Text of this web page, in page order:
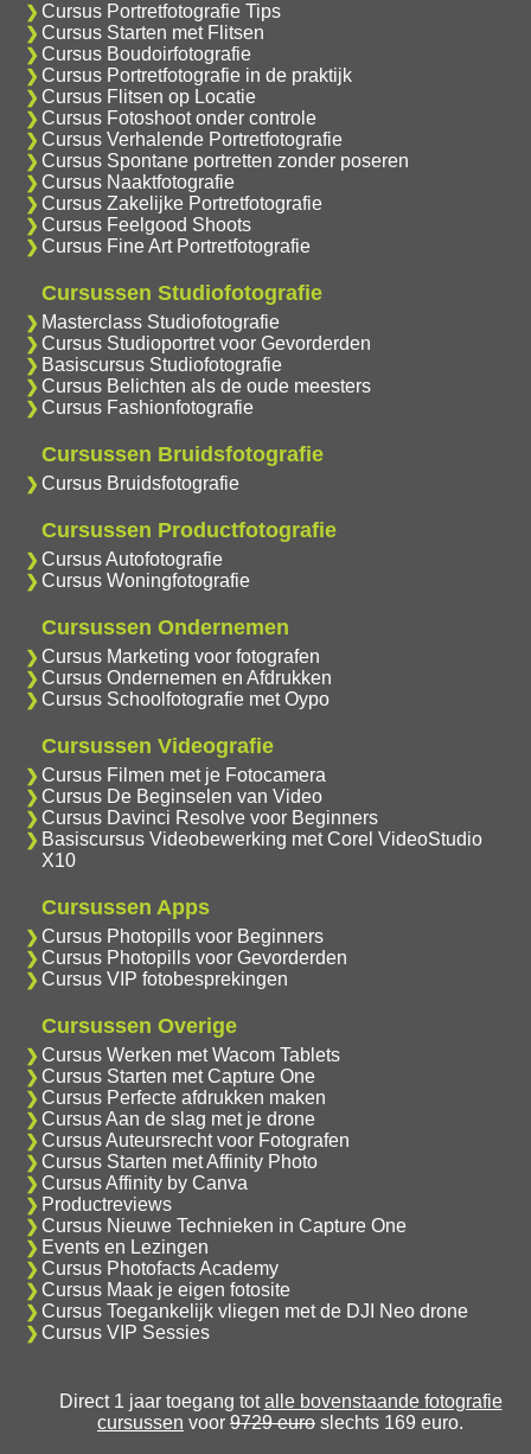
Cursus Portretfotografie Tips
Cursus Starten met Flitsen
Cursus Boudoirfotografie
Cursus Portretfotografie in de praktijk
Cursus Flitsen op Locatie
Cursus Fotoshoot onder controle
Cursus Verhalende Portretfotografie
Cursus Spontane portretten zonder poseren
Cursus Naaktfotografie
Cursus Zakelijke Portretfotografie
Cursus Feelgood Shoots
Cursus Fine Art Portretfotografie
Cursussen Studiofotografie
Masterclass Studiofotografie
Cursus Studioportret voor Gevorderden
Basiscursus Studiofotografie
Cursus Belichten als de oude meesters
Cursus Fashionfotografie
Cursussen Bruidsfotografie
Cursus Bruidsfotografie
Cursussen Productfotografie
Cursus Autofotografie
Cursus Woningfotografie
Cursussen Ondernemen
Cursus Marketing voor fotografen
Cursus Ondernemen en Afdrukken
Cursus Schoolfotografie met Oypo
Cursussen Videografie
Cursus Filmen met je Fotocamera
Cursus De Beginselen van Video
Cursus Davinci Resolve voor Beginners
Basiscursus Videobewerking met Corel VideoStudio
X10
Cursussen Apps
Cursus Photopills voor Beginners
Cursus Photopills voor Gevorderden
Cursus VIP fotobesprekingen
Cursussen Overige
Cursus Werken met Wacom Tablets
Cursus Starten met Capture One
Cursus Perfecte afdrukken maken
Cursus Aan de slag met je drone
Cursus Auteursrecht voor Fotografen
Cursus Starten met Affinity Photo
Cursus Affinity by Canva
Productreviews
Cursus Nieuwe Technieken in Capture One
Events en Lezingen
Cursus Photofacts Academy
Cursus Maak je eigen fotosite
Cursus Toegankelijk vliegen met de DJI Neo drone
Cursus VIP Sessies
Direct 1 jaar toegang totalle bovenstaande fotografie
cursussen voor 9729 euro slechts 169 euro.